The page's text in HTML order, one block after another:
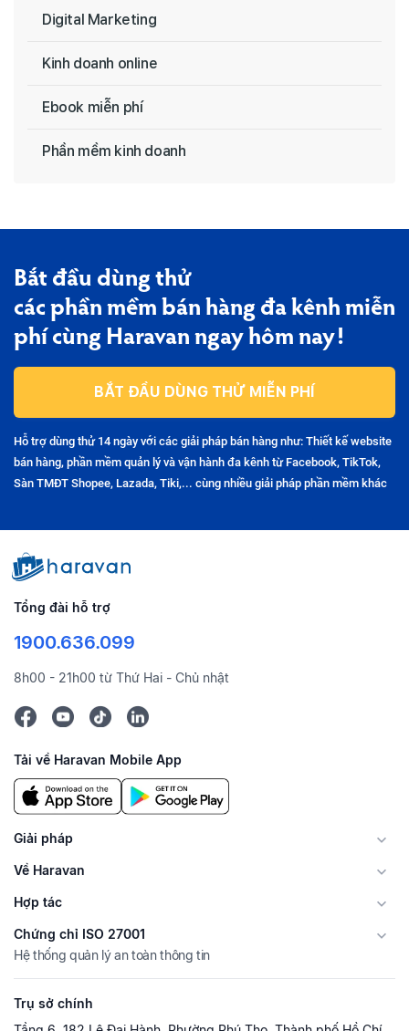
Digital Marketing
Kinh doanh online
Ebook miễn phí
Phần mềm kinh doanh
Bắt đầu dùng thử
các phần mềm bán hàng đa kênh miễn
phí cùng Haravan ngay hôm nay!
BẮT ĐẦU DÙNG THỬ MIỄN PHÍ
Hỗ trợ dùng thử 14 ngày với các giải pháp bán hàng như: Thiết kế website
bán hàng, phần mềm quản lý và vận hành đa kênh từ Facebook, TikTok,
Sàn TMĐT Shopee, Lazada, Tiki,... cùng nhiều giải pháp phần mềm khác
Tổng đài hỗ trợ
1900.636.099
8h00 - 21h00 từ Thứ Hai - Chủ nhật
Tải về Haravan Mobile App
Giải pháp
Về Haravan
Hợp tác
Chứng chỉ ISO 27001
Hệ thống quản lý an toàn thông tin
Trụ sở chính